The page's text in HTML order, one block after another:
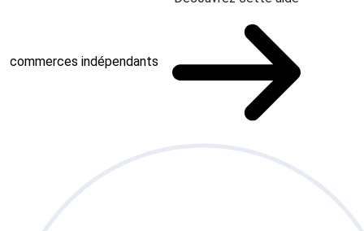
commerces indépendants